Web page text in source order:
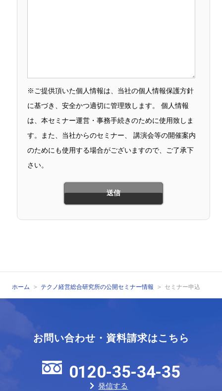
※ご提供頂いた個人情報は、当社の個人情報保護方針
に基づき、安全かつ適切に管理致します。 個人情報
は、本セミナー運営・事務手続きのために使用致しま
す。また、当社からのセミナー、 講演会等の開催案内
のためにも使用する場合がございますので、ご了承下
さい。
ホーム テクノ経営総合研究所の公開セミナー情報 セミナー申込
お問い合わせ・資料請求はこちら
0120-35-34-35
発信する